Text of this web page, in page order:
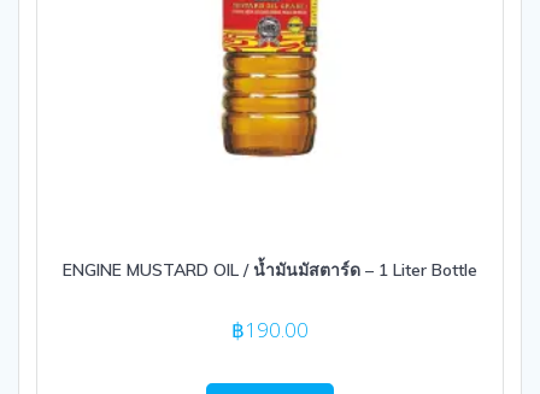
ENGINE MUSTARD OIL / น้ำมันมัสตาร์ด – 1 Liter Bottle
฿190.00